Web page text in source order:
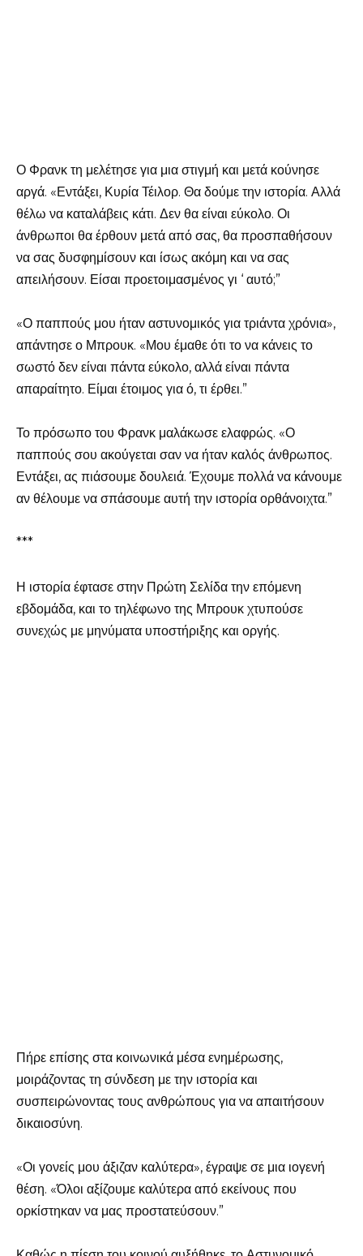
Ο Φρανκ τη μελέτησε για μια στιγμή και μετά κούνησε
αργά. «Εντάξει, Κυρία Τέιλορ. Θα δούμε την ιστορία. Αλλά
θέλω να καταλάβεις κάτι. Δεν θα είναι εύκολο. Οι
άνθρωποι θα έρθουν μετά από σας, θα προσπαθήσουν
να σας δυσφημίσουν και ίσως ακόμη και να σας
απειλήσουν. Είσαι προετοιμασμένος γι ‘ αυτό;”
«Ο παππούς μου ήταν αστυνομικός για τριάντα χρόνια»,
απάντησε ο Μπρουκ. «Μου έμαθε ότι το να κάνεις το
σωστό δεν είναι πάντα εύκολο, αλλά είναι πάντα
απαραίτητο. Είμαι έτοιμος για ό, τι έρθει.”
Το πρόσωπο του Φρανκ μαλάκωσε ελαφρώς. «Ο
παππούς σου ακούγεται σαν να ήταν καλός άνθρωπος.
Εντάξει, ας πιάσουμε δουλειά. Έχουμε πολλά να κάνουμε
αν θέλουμε να σπάσουμε αυτή την ιστορία ορθάνοιχτα.”
***
Η ιστορία έφτασε στην Πρώτη Σελίδα την επόμενη
εβδομάδα, και το τηλέφωνο της Μπρουκ χτυπούσε
συνεχώς με μηνύματα υποστήριξης και οργής.
Πήρε επίσης στα κοινωνικά μέσα ενημέρωσης,
μοιράζοντας τη σύνδεση με την ιστορία και
συσπειρώνοντας τους ανθρώπους για να απαιτήσουν
δικαιοσύνη.
«Οι γονείς μου άξιζαν καλύτερα», έγραψε σε μια ιογενή
θέση. «Όλοι αξίζουμε καλύτερα από εκείνους που
ορκίστηκαν να μας προστατεύσουν.”